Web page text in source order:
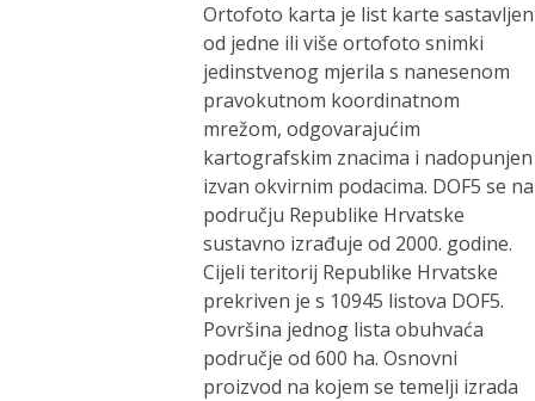
Ortofoto karta je list karte sastavljen
od jedne ili više ortofoto snimki
jedinstvenog mjerila s nanesenom
pravokutnom koordinatnom
mrežom, odgovarajućim
kartografskim znacima i nadopunjen
izvan okvirnim podacima. DOF5 se na
području Republike Hrvatske
sustavno izrađuje od 2000. godine.
Cijeli teritorij Republike Hrvatske
prekriven je s 10945 listova DOF5.
Površina jednog lista obuhvaća
područje od 600 ha. Osnovni
proizvod na kojem se temelji izrada